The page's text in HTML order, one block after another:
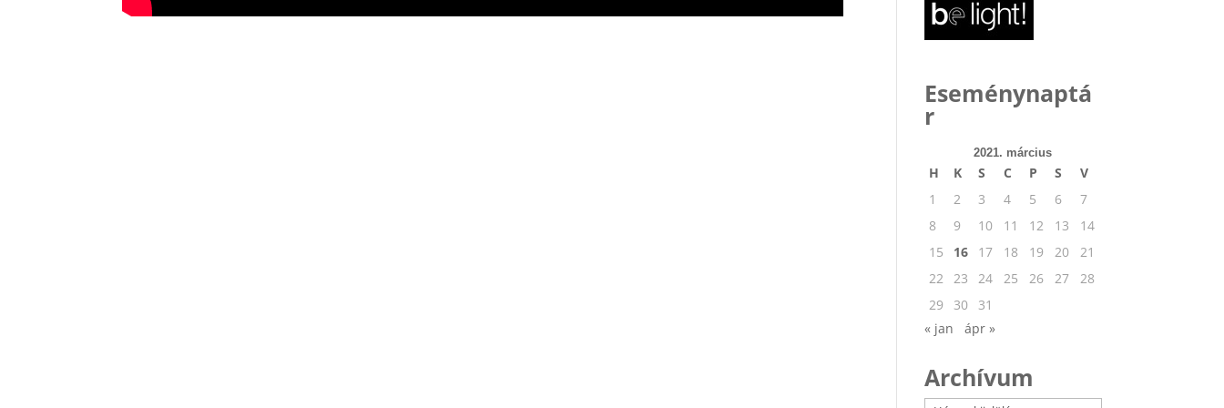
Eseménynaptá
r
2021. március
H K S C P S
V
1
2 3 4 5 6
7
8
9 10 11 12 13
14
15
16 17 18 19 20
21
22
23 24 25 26 27
28
29
30
31
« jan
ápr »
Archívum